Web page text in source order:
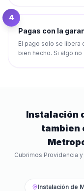
4
Pagas con la
El pago solo se libera
bien hecho. Si algo
Instalación
tambien
Cubrimos Providencia y
Instalación de